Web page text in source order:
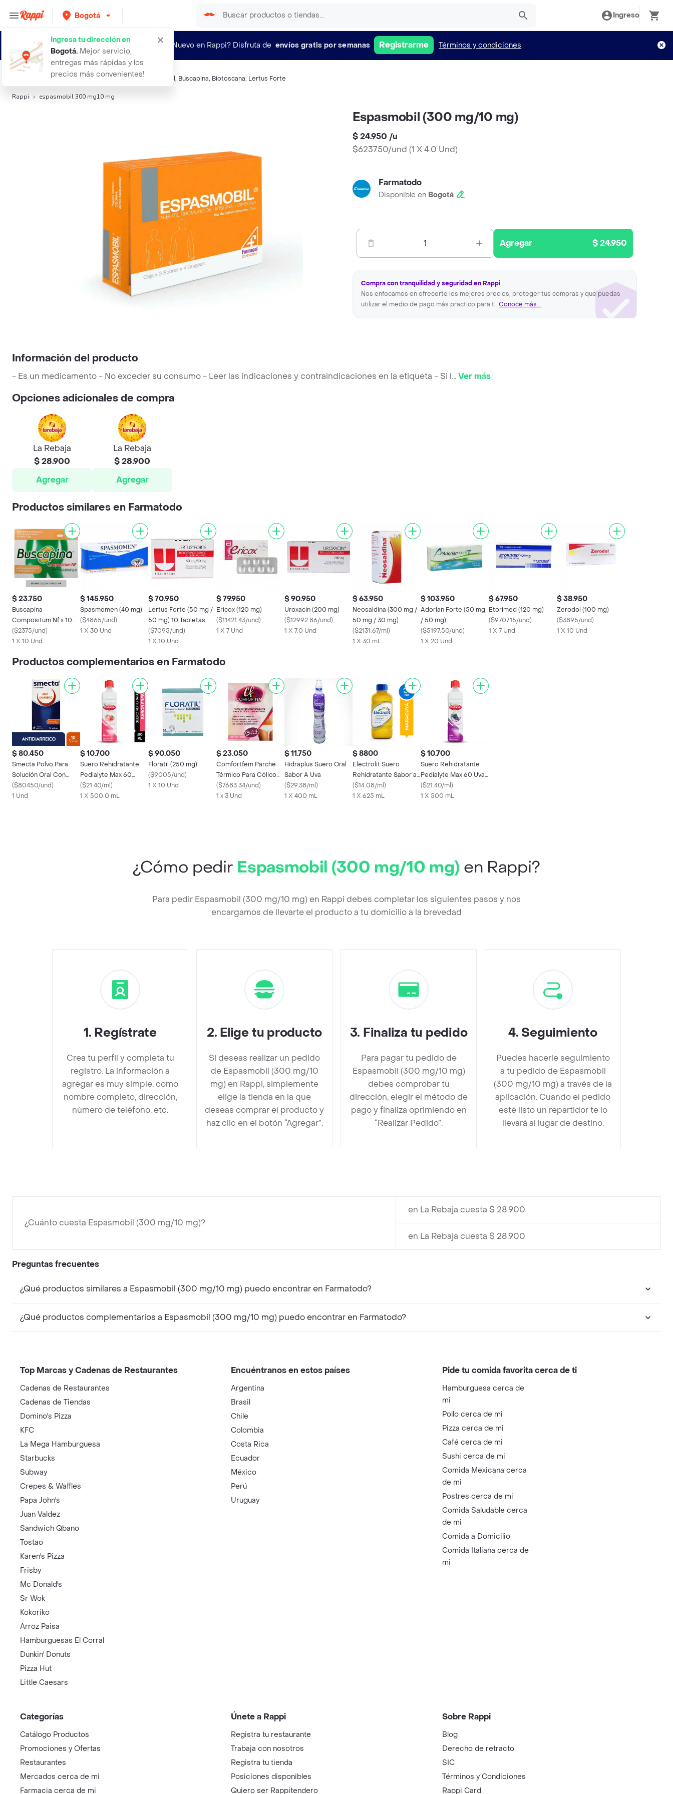
Bogotá
Ingresa tu dirección en
Bogotá. Mejor servicio,
entregas más rápidas y los
precios más convenientes!
Ingreso
¿Nuevo en Rappi? Disfruta de envíos gratis por semanas Registrarme Términos y condiciones
Búsquedas relacionadas:Dolor menstrual,Espasmobil , Buscapina, Biotoscana, Lertus Forte
Rappi espasmobil 300 mg10 mg
Espasmobil (300 mg/10 mg)
$ 24.950 /u
$6237.50/und (1 X 4.0 Und)
Farmatodo
Disponible en Bogotá
1 Agregar $ 24.950
Compra con tranquilidad y seguridad en Rappi
Nos enfocamos en ofrecerte los mejores precios, proteger tus compras y que puedas
utilizar el medio de pago más practico para ti. Conoce más...
Información del producto
- Es un medicamento - No exceder su consumo - Leer las indicaciones y contraindicaciones en la etiqueta - Si l...Ver más
Opciones adicionales de compra
La Rebaja
$ 28.900
Agregar
La Rebaja
$ 28.900
Agregar
Productos similares en Farmatodo
$ 23.750
Buscapina
Compositum Nf x 10
Tabletas
($2375/und)
1 X 10 Und
$ 145.950
Spasmomen (40 mg)
($4865/und)
1 X 30 Und
$ 70.950
Lertus Forte (50 mg /
50 mg) 10 Tabletas
($7095/und)
1 X 10 Und
$ 79.950
Ericox (120 mg)
($11421.43/und)
1 X 7 Und
$ 90.950
Uroxacin (200 mg)
($12992.86/und)
1 X 7.0 Und
$ 63.950
Neosaldina (300 mg /
50 mg / 30 mg)
($2131.67/ml)
1 X 30 mL
$ 103.950
Adorlan Forte (50 mg
/ 50 mg)
($5197.50/und)
1 X 20 Und
$ 67.950
Etorimed (120 mg)
($9707.15/und)
1 X 7 Und
$ 38.950
Zerodol (100 mg)
($3895/und)
1 X 10 Und
Productos complementarios en Farmatodo
$ 80.450
Smecta Polvo Para
Solución Oral Con
Sabor a Naranja y
Vainilla
($80450/und)
1 Und
$ 10.700
Suero Rehidratante
Pedialyte Max 60
Fresa Frasco 500 mL
($21.40/ml)
1 X 500.0 mL
$ 90.050
Floratil (250 mg)
($9005/und)
1 X 10 Und
$ 23.050
Comfortfem Parche
Térmico Para Cólico
Menstrual
($7683.34/und)
1 x 3 Und
$ 11.750
Hidraplus Suero Oral
Sabor A Uva
($29.38/ml)
1 X 400 mL
$ 8800
Electrolit Suero
Rehidratante Sabor a
Maracuyá
($14.08/ml)
1 X 625 mL
$ 10.700
Suero Rehidratante
Pedialyte Max 60 Uva
Frasco 500 mL
($21.40/ml)
1 X 500 mL
¿Cómo pedir Espasmobil (300 mg/10 mg) en Rappi?
Para pedir Espasmobil (300 mg/10 mg) en Rappi debes completar los siguientes pasos y nos
encargamos de llevarte el producto a tu domicilio a la brevedad
1. Regístrate
Crea tu perfil y completa tu
registro. La información a
agregar es muy simple, como
nombre completo, dirección,
número de teléfono, etc.
2. Elige tu producto
Si deseas realizar un pedido
de Espasmobil (300 mg/10
mg) en Rappi, simplemente
elige la tienda en la que
deseas comprar el producto y
haz clic en el botón “Agregar”.
3. Finaliza tu pedido
Para pagar tu pedido de
Espasmobil (300 mg/10 mg)
debes comprobar tu
dirección, elegir el método de
pago y finaliza oprimiendo en
“Realizar Pedido”.
4. Seguimiento
Puedes hacerle seguimiento
a tu pedido de Espasmobil
(300 mg/10 mg) a través de la
aplicación. Cuando el pedido
esté listo un repartidor te lo
llevará al lugar de destino.
¿Cuánto cuesta Espasmobil (300 mg/10 mg)?
en La Rebaja cuesta $ 28.900
en La Rebaja cuesta $ 28.900
Preguntas frecuentes
¿Qué productos similares a Espasmobil (300 mg/10 mg) puedo encontrar en Farmatodo?
¿Qué productos complementarios a Espasmobil (300 mg/10 mg) puedo encontrar en Farmatodo?
Top Marcas y Cadenas de Restaurantes
Cadenas de Restaurantes
Cadenas de Tiendas
Domino's Pizza
KFC
La Mega Hamburguesa
Starbucks
Subway
Crepes & Waffles
Papa John's
Juan Valdez
Sandwich Qbano
Tostao
Karen's Pizza
Frisby
Mc Donald's
Sr Wok
Kokoriko
Arroz Paisa
Hamburguesas El Corral
Dunkin' Donuts
Pizza Hut
Little Caesars
Encuéntranos en estos países
Argentina
Brasil
Chile
Colombia
Costa Rica
Ecuador
México
Perú
Uruguay
Pide tu comida favorita cerca de ti
Hamburguesa cerca de
mi
Pollo cerca de mi
Pizza cerca de mi
Café cerca de mi
Sushi cerca de mi
Comida Mexicana cerca
de mi
Postres cerca de mi
Comida Saludable cerca
de mi
Comida a Domicilio
Comida Italiana cerca de
mi
Categorías
Catálogo Productos
Promociones y Ofertas
Restaurantes
Mercados cerca de mi
Farmacia cerca de mi
Únete a Rappi
Registra tu restaurante
Trabaja con nosotros
Registra tu tienda
Posiciones disponibles
Quiero ser Rappitendero
Sobre Rappi
Blog
Derecho de retracto
SIC
Términos y Condiciones
Rappi Card